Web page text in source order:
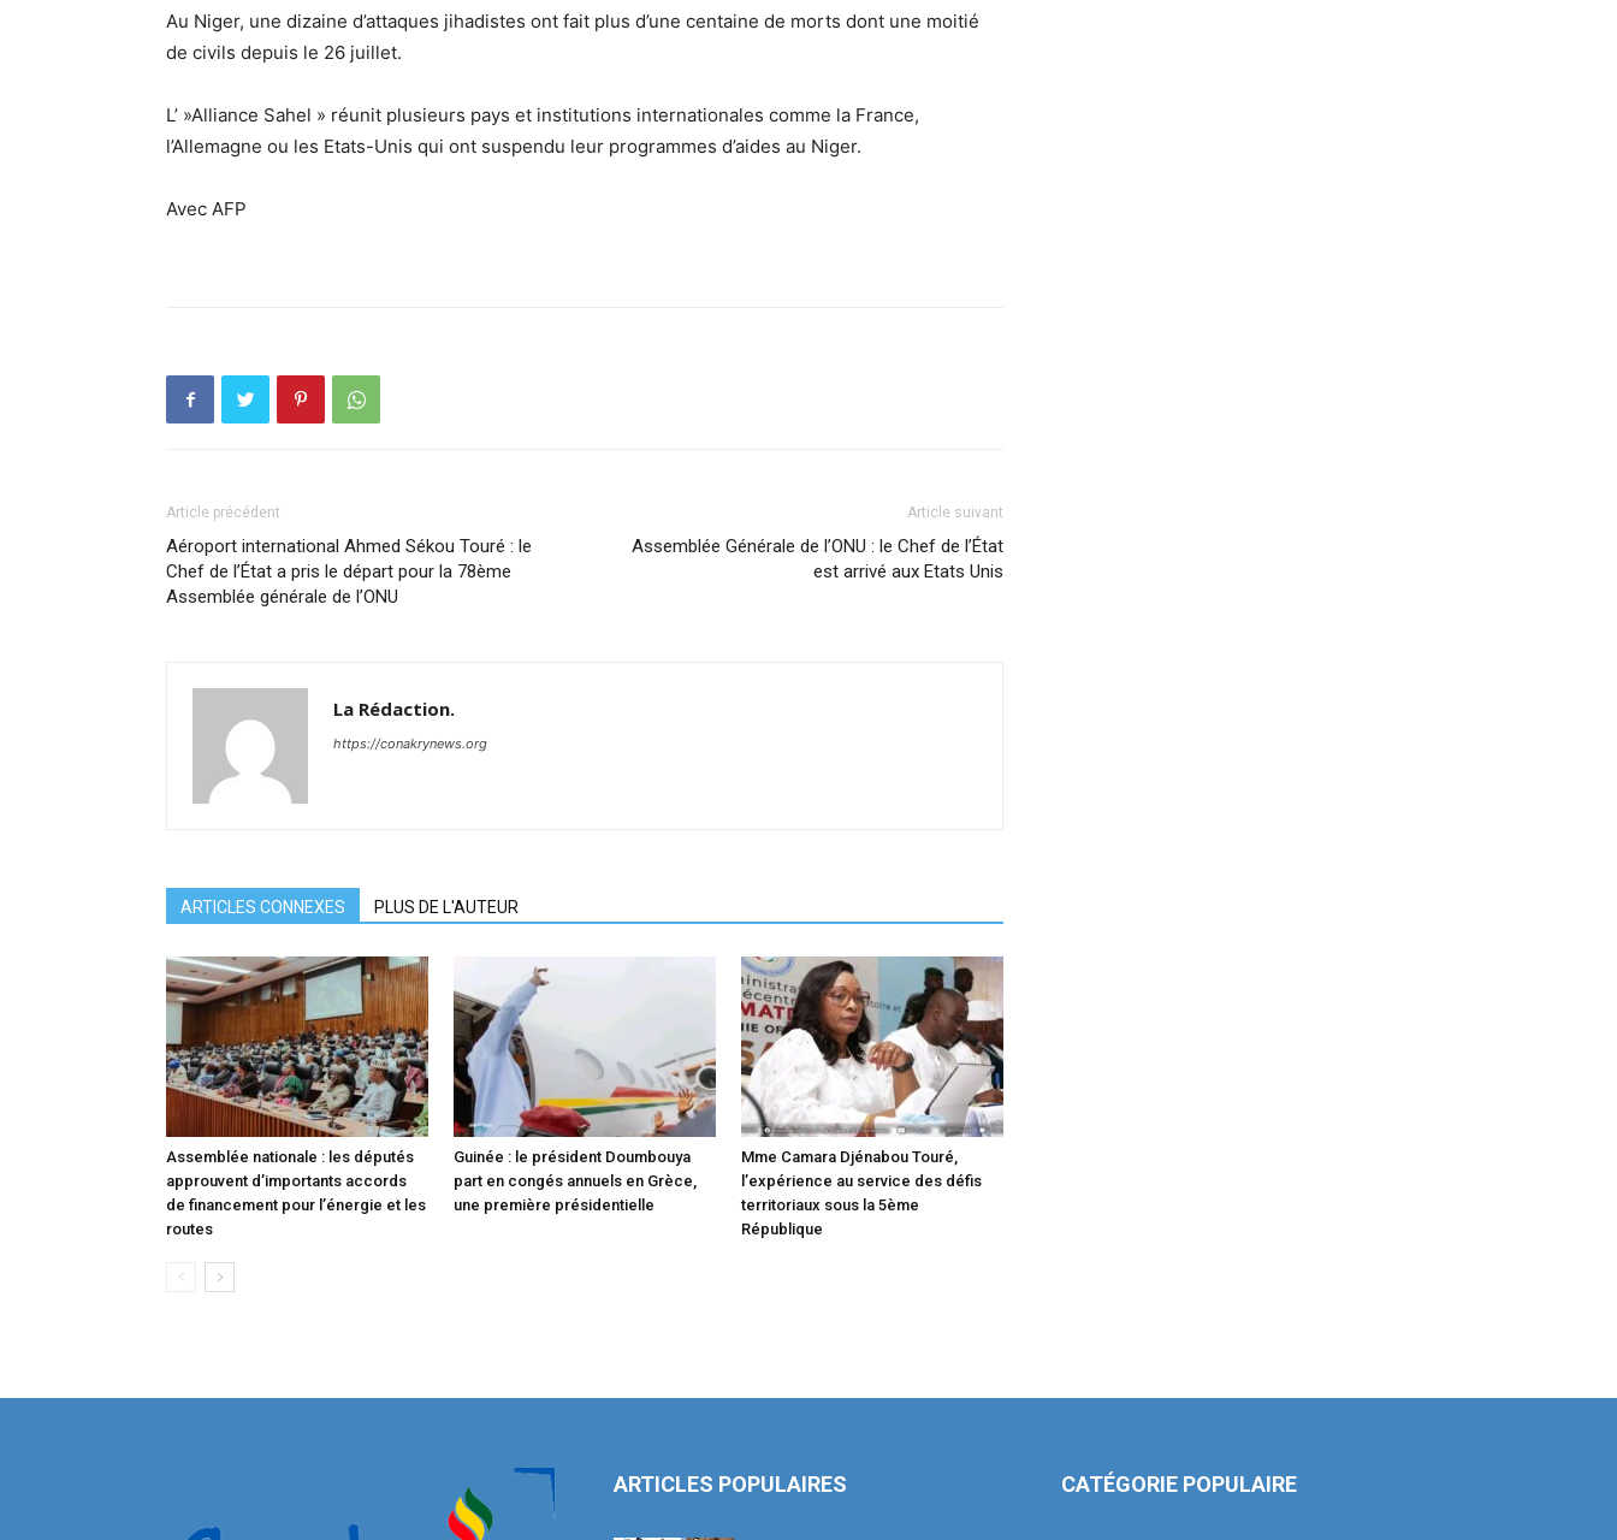
Au Niger, une dizaine d’attaques jihadistes ont fait plus d’une centaine de morts dont une moitié
de civils depuis le 26 juillet.
L’ »Alliance Sahel » réunit plusieurs pays et institutions internationales comme la France,
l’Allemagne ou les Etats-Unis qui ont suspendu leur programmes d’aides au Niger.
Avec AFP
Article précédent
Aéroport international Ahmed Sékou Touré : le
Chef de l’État a pris le départ pour la 78ème
Assemblée générale de l’ONU
Article suivant
Assemblée Générale de l’ONU : le Chef de l’État
est arrivé aux Etats Unis
La Rédaction.
https://conakrynews.org
ARTICLES CONNEXES PLUS DE L'AUTEUR
Assemblée nationale : les députés
approuvent d’importants accords
de financement pour l’énergie et les
routes
Guinée : le président Doumbouya
part en congés annuels en Grèce,
une première présidentielle
Mme Camara Djénabou Touré,
l’expérience au service des défis
territoriaux sous la 5ème
République
ARTICLES POPULAIRES CATÉGORIE POPULAIRE